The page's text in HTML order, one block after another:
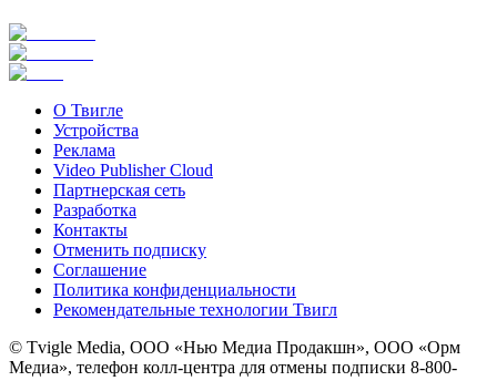
О Твигле
Устройства
Реклама
Video Publisher Cloud
Партнерская сеть
Разработка
Контакты
Отменить подписку
Соглашение
Политика конфиденциальности
Рекомендательные технологии Твигл
© Tvigle Media, ООО «Нью Медиа Продакшн», ООО «Орм
Медиа», телефон колл-центра для отмены подписки 8-800-